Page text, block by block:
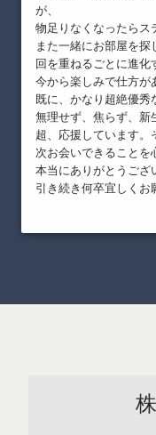
が、
物足りなくなったらス
また一緒にお部屋を探
回を重ねるごとに進化
今から楽しみで仕方が
既に、かなり超絶優秀
無理せず、焦らず、新
超、応援しています。
次お会いできることを
本当にありがとうござ
引き続き何卒宜しくお